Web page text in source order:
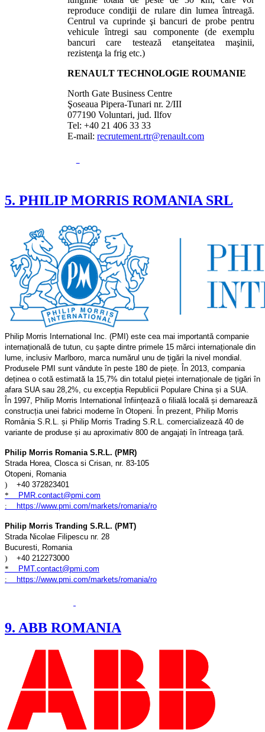
reproduce condiţii de rulare din lumea întreagă.
Centrul va cuprinde şi bancuri de probe pentru
vehicule întregi sau componente (de exemplu
bancuri care testează etanşeitatea maşinii,
rezistenţa la frig etc.)
RENAULT TECHNOLOGIE ROUMANIE
North Gate Business Centre
Şoseaua Pipera-Tunari nr. 2/III
077190 Voluntari, jud. Ilfov
Tel: +40 21 406 33 33
E-mail: recrutement.rtr@renault.com
5. PHILIP MORRIS ROMANIA SRL
Philip Morris International Inc. (PMI) este cea mai importantă companie
internațională de tutun, cu șapte dintre primele 15 mărci internaționale din
lume, inclusiv Marlboro, marca numărul unu de țigări la nivel mondial.
Produsele PMI sunt vândute în peste 180 de piețe. În 2013, compania
deținea o cotă estimată la 15,7% din totalul pieței internaționale de țigări în
afara SUA sau 28,2%, cu excepția Republicii Populare China și a SUA.
În 1997, Philip Morris International înființează o filială locală și demarează
construcția unei fabrici moderne în Otopeni. În prezent, Philip Morris
România S.R.L. și Philip Morris Trading S.R.L. comercializează 40 de
variante de produse și au aproximativ 800 de angajați în întreaga țară.
Philip Morris Romania S.R.L. (PMR)
Strada Horea, Closca si Crisan, nr. 83-105
Otopeni, Romania
)
+40 372823401
*
PMR.contact@pmi.com
:
https://www.pmi.com/markets/romania/ro
Philip Morris Tranding S.R.L. (PMT)
Strada Nicolae Filipescu nr. 28
Bucuresti, Romania
)
+40 212273000
*
PMT.contact@pmi.com
:
https://www.pmi.com/markets/romania/ro
9. ABB ROMANIA